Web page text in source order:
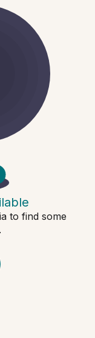
to find some